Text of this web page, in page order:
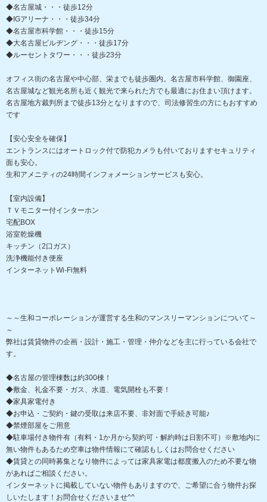
◆名古屋城・・・徒歩12分
◆IGアリーナ・・・徒歩34分
◆名古屋市科学館・・・徒歩15分
◆大名古屋ビルヂング・・・徒歩17分
◆ルーセントタワー・・・徒歩23分
オフィス街の名古屋や中心部、栄までも徒歩圏内。名古屋市科学館、御園座、
名古屋城など観光名所も近く観光で来られた方でも最適にお住まい頂けます。
名古屋地方裁判所まで徒歩13分となりますので、司法修習生の方にもおすすめ
です
【安心安全を確保】
エントランスにはオートロック付で防犯カメラも付いておりますセキュリティ
面も安心。
生和アメニティの24時間インフォメーションサービスも安心。
【室内設備】
ＴＶモニター付インターホン
宅配BOX
浴室乾燥機
キッチン（2口ガス）
洗浄機能付き便座
インターネットWi-Fi無料
～～生和コーポレーションが運営する生和のマンスリーマンションについて～
～
弊社は賃貸物件の企画・設計・施工・管理・仲介などを主に行っている会社で
す。
◆名古屋の管理棟数は約300棟！
◆敷金、礼金不要・ガス、水道、電気開栓も不要！
◆家具家電付き
◆お申込・ご契約・鍵の受取は来店不要、非対面で手続き可能♪
◆禁煙部屋をご用意
◆駐車場付き物件有（有料・1か月から契約可・解約時は日割不可）※敷地内に
無い物件もあるため空車は物件情報にて確認もしくはお問合せください
◆賃貸との同時募集となり物件によっては家具家電は都度搬入のため不要な物
があればご相談ください。
インターネットに掲載していない物件もありますので、ご希望に合う物件お探
しいたします！お問合せくださいませ^^